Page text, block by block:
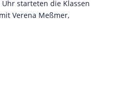
starteten die Klassen
Verena Meßmer,